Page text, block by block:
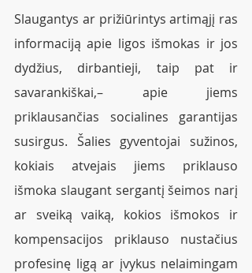
Slaugantys ar prižiūrintys artimąjį ras
informaciją apie ligos išmokas ir jos
dydžius, dirbantieji, taip pat ir
savarankiškai,– apie jiems
priklausančias socialines garantijas
susirgus. Šalies gyventojai sužinos,
kokiais atvejais jiems priklauso
išmoka slaugant sergantį šeimos narį
ar sveiką vaiką, kokios išmokos ir
kompensacijos priklauso nustačius
profesinę ligą ar įvykus nelaimingam